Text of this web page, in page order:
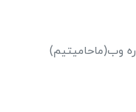
ره وب(ماحامیتیم)